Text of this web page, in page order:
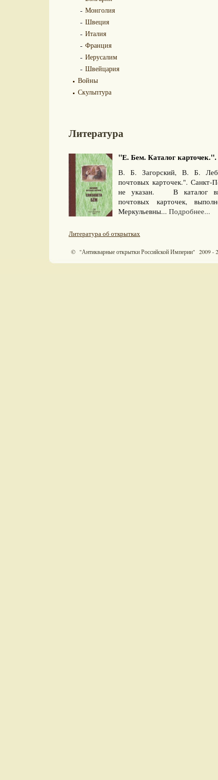
Монголия
Швеция
Италия
Франция
Иерусалим
Швейцария
Войны
Скульптура
Литература
"Е. Бем. Каталог карточек.".
В. Б. Загорский, В. Б.
почтовых карточек.".
не указан. В каталог
почтовых карточек,
Меркульевны... Подробнее...
Литература об открытках
© "Антикварные открытки Российской Империи" 2009 -